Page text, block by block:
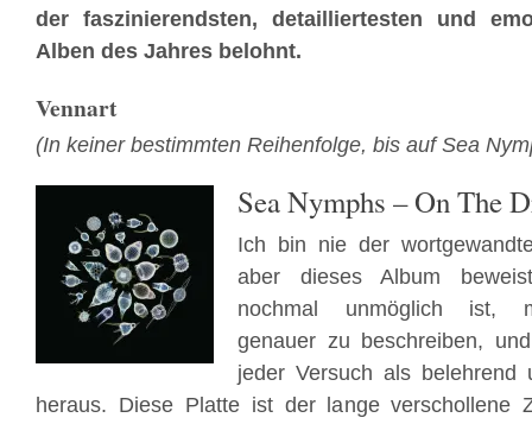
der faszinierendsten, detailliertesten und
Alben des Jahres belohnt.
Vennart
(In keiner bestimmten Reihenfolge, bis aufSea
Sea Nymphs – On The
Ich bin nie der
aber dieses Album
nochmal unmöglich ist,
genauer zu beschreiben,
jeder Versuch als belehrend
heraus. Diese Platte ist der lange verschollene